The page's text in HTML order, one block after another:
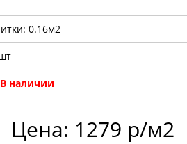
0.16м2
В наличии
Цена: 1279 р/м2